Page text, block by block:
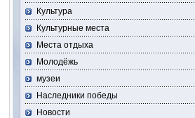
Культура
Культурные места
Места отдыха
Молодёжь
музеи
Наследники победы
Новости